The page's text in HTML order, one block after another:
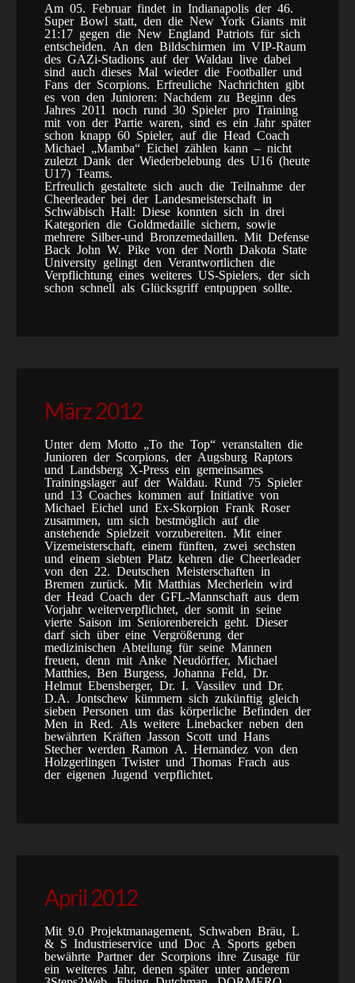
Am 05. Februar findet in Indianapolis der 46.
Super Bowl statt, den die New York Giants mit
21:17 gegen die New England Patriots für sich
entscheiden. An den Bildschirmen im VIP-Raum
des GAZi-Stadions auf der Waldau live dabei
sind auch dieses Mal wieder die Footballer und
Fans der Scorpions. Erfreuliche Nachrichten gibt
es von den Junioren: Nachdem zu Beginn des
Jahres 2011 noch rund 30 Spieler pro Training
mit von der Partie waren, sind es ein Jahr später
schon knapp 60 Spieler, auf die Head Coach
Michael „Mamba“ Eichel zählen kann – nicht
zuletzt Dank der Wiederbelebung des U16 (heute
U17) Teams.
Erfreulich gestaltete sich auch die Teilnahme der
Cheerleader bei der Landesmeisterschaft in
Schwäbisch Hall: Diese konnten sich in drei
Kategorien die Goldmedaille sichern, sowie
mehrere Silber-und Bronzemedaillen. Mit Defense
Back John W. Pike von der North Dakota State
University gelingt den Verantwortlichen die
Verpflichtung eines weiteres US-Spielers, der sich
schon schnell als Glücksgriff entpuppen sollte.
März 2012
Unter dem Motto „To the Top“ veranstalten die
Junioren der Scorpions, der Augsburg Raptors
und Landsberg X-Press ein gemeinsames
Trainingslager auf der Waldau. Rund 75 Spieler
und 13 Coaches kommen auf Initiative von
Michael Eichel und Ex-Skorpion Frank Roser
zusammen, um sich bestmöglich auf die
anstehende Spielzeit vorzubereiten. Mit einer
Vizemeisterschaft, einem fünften, zwei sechsten
und einem siebten Platz kehren die Cheerleader
von den 22. Deutschen Meisterschaften in
Bremen zurück. Mit Matthias Mecherlein wird
der Head Coach der GFL-Mannschaft aus dem
Vorjahr weiterverpflichtet, der somit in seine
vierte Saison im Seniorenbereich geht. Dieser
darf sich über eine Vergrößerung der
medizinischen Abteilung für seine Mannen
freuen, denn mit Anke Neudörffer, Michael
Matthies, Ben Burgess, Johanna Feld, Dr.
Helmut Ebensberger, Dr. I. Vassilev und Dr.
D.A. Jontschew kümmern sich zukünftig gleich
sieben Personen um das körperliche Befinden der
Men in Red. Als weitere Linebacker neben den
bewährten Kräften Jasson Scott und Hans
Stecher werden Ramon A. Hernandez von den
Holzgerlingen Twister und Thomas Frach aus
der eigenen Jugend verpflichtet.
April 2012
Mit 9.0 Projektmanagement, Schwaben Bräu, L
& S Industrieservice und Doc A Sports geben
bewährte Partner der Scorpions ihre Zusage für
ein weiteres Jahr, denen später unter anderem